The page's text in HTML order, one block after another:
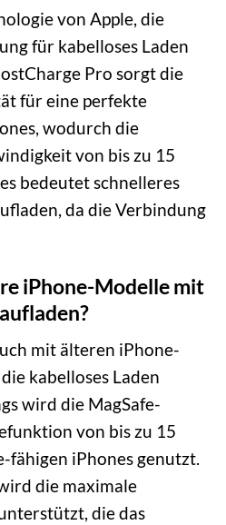
von Apple, die
für kabelloses Laden
Pro sorgt die
für eine perfekte
wodurch die
von bis zu 15
bedeutet schnelleres
da die Verbindung
iPhone-Modelle mit
mit älteren iPhone-
kabelloses Laden
wird die MagSafe-
von bis zu 15
fähigen iPhones genutzt.
die maximale
die das